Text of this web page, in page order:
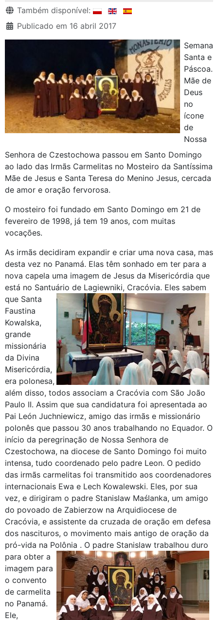
Detalhes
Também disponível:
Publicado em 16 abril 2017
Semana
Santa e
Páscoa.
Mãe de
Deus
no
ícone
de
Nossa
Senhora de Czestochowa passou em Santo Domingo
ao lado das Irmãs Carmelitas no Mosteiro da Santíssima
Mãe de Jesus e Santa Teresa do Menino Jesus, cercada
de amor e oração fervorosa.
O mosteiro foi fundado em Santo Domingo em 21 de
fevereiro de 1998, já tem 19 anos, com muitas
vocações.
As irmãs decidiram expandir e criar uma nova casa, mas
desta vez no Panamá. Elas têm sonhado em ter para a
nova capela uma imagem de Jesus da Misericórdia que
está no Santuário de Lagiewniki, Cracóvia. Eles sabem
que Santa
Faustina
Kowalska,
grande
missionária
da Divina
Misericórdia,
era polonesa,
além disso, todos associam a Cracóvia com São João
Paulo II. Assim que sua candidatura foi apresentada ao
Pai León Juchniewicz, amigo das irmãs e missionário
polonês que passou 30 anos trabalhando no Equador. O
início da peregrinação de Nossa Senhora de
Czestochowa, na diocese de Santo Domingo foi muito
intensa, tudo coordenado pelo padre Leon. O pedido
das irmãs carmelitas foi transmitido aos coordenadores
internacionais Ewa e Lech Kowalewski. Eles, por sua
vez, e dirigiram o padre Stanislaw Maślanka, um amigo
do povoado de Zabierzow na Arquidiocese de
Cracóvia, e assistente da cruzada de oração em defesa
dos nascituros, o movimento mais antigo de oração da
pró-vida na Polônia . O padre Stanislaw trabalhou duro
para obter a
imagem para
o convento
de carmelita
no Panamá.
Ele,